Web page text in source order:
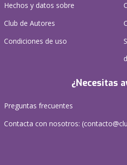
Hechos y datos sobre
Club de Autores
Condiciones de uso
¿Necesitas
Preguntas frecuentes
Contacta con nosotros: (